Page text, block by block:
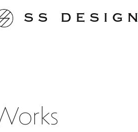
ss design